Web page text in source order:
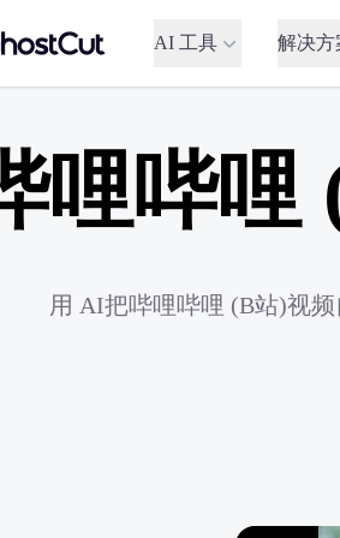
AI 工具 解决方
哩哔哩
用 AI把哔哩哔哩 (B站)视